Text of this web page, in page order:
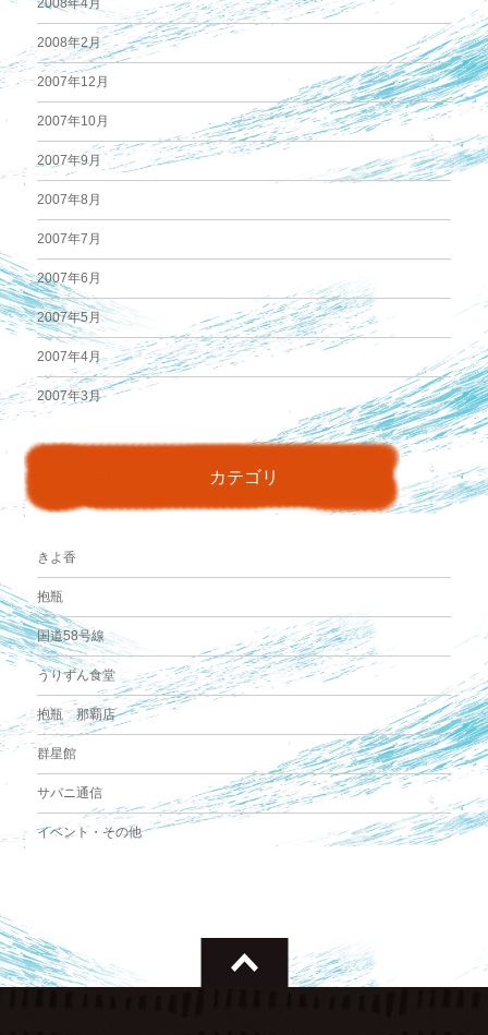
2008年2月
2007年12月
2007年10月
2007年9月
2007年8月
2007年7月
2007年6月
2007年5月
2007年4月
2007年3月
カテゴリ
きよ香
抱瓶
国道58号線
うりずん食堂
抱瓶 那覇店
群星館
サバニ通信
イベント・その他